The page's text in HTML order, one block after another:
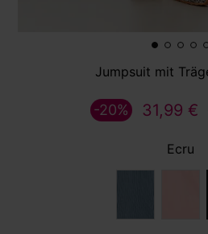
Jumpsuit mit
31,99 €
-20%
Ecru